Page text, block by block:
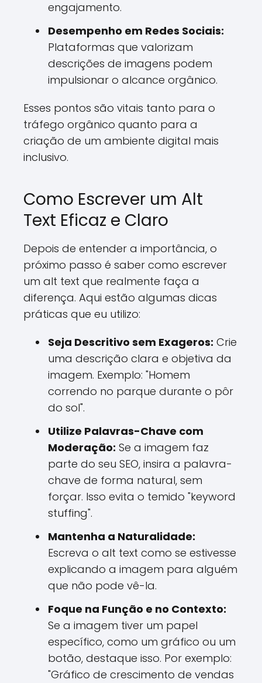
engajamento.
Desempenho em Redes Sociais:
Plataformas que valorizam
descrições de imagens podem
impulsionar o alcance orgânico.
Esses pontos são vitais tanto para o
tráfego orgânico quanto para a
criação de um ambiente digital mais
inclusivo.
Como Escrever um Alt
Text Eficaz e Claro
Depois de entender a importância, o
próximo passo é saber como escrever
um alt text que realmente faça a
diferença. Aqui estão algumas dicas
práticas que eu utilizo:
Seja Descritivo sem Exageros: Crie
uma descrição clara e objetiva da
imagem. Exemplo: "Homem
correndo no parque durante o pôr
do sol".
Utilize Palavras-Chave com
Moderação: Se a imagem faz
parte do seu SEO, insira a palavra-
chave de forma natural, sem
forçar. Isso evita o temido "keyword
stuffing".
Mantenha a Naturalidade:
Escreva o alt text como se estivesse
explicando a imagem para alguém
que não pode vê-la.
Foque na Função e no Contexto:
Se a imagem tiver um papel
específico, como um gráfico ou um
botão, destaque isso. Por exemplo:
"Gráfico de crescimento de vendas